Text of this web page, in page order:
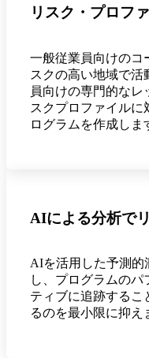
リスク・プロフ
一般従業員向けのコ
スクの高い地域で活
員向けの専門的なレ
スクプロファイル
ログラムを作成しま
AIによる分析で
AIを活用した予測的
し、プログラムの
ティブに追跡するこ
るのを最小限に抑え